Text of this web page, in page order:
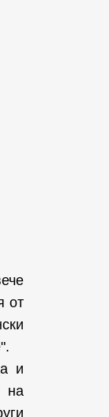
от
и
на